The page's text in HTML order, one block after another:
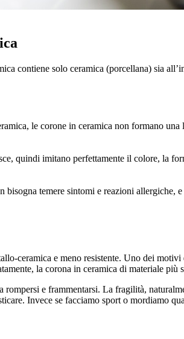
contiene solo ceramica (porcellana) sia
le corone in ceramica non formano
quindi imitano perfettamente il colore, la
bisogna temere sintomi e reazioni allergiche,
ceramica e meno resistente. Uno dei
la corona in ceramica di materiale più
e frammentarsi. La fragilità,
Invece se facciamo sport o mordiamo